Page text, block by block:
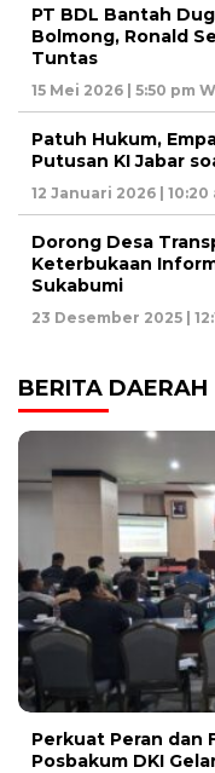
PT BDL Bantah
Bolmong, Ronald
Tuntas
15 Mei 2026 | 5:50 pm
Patuh Hukum,
Putusan KI Jabar
12 Januari 2026 | 10:20
Dorong Desa
Keterbukaan
Sukabumi
23 Desember 2025 |
BERITA DAERAH
Perkuat Peran dan
Posbakum DKI